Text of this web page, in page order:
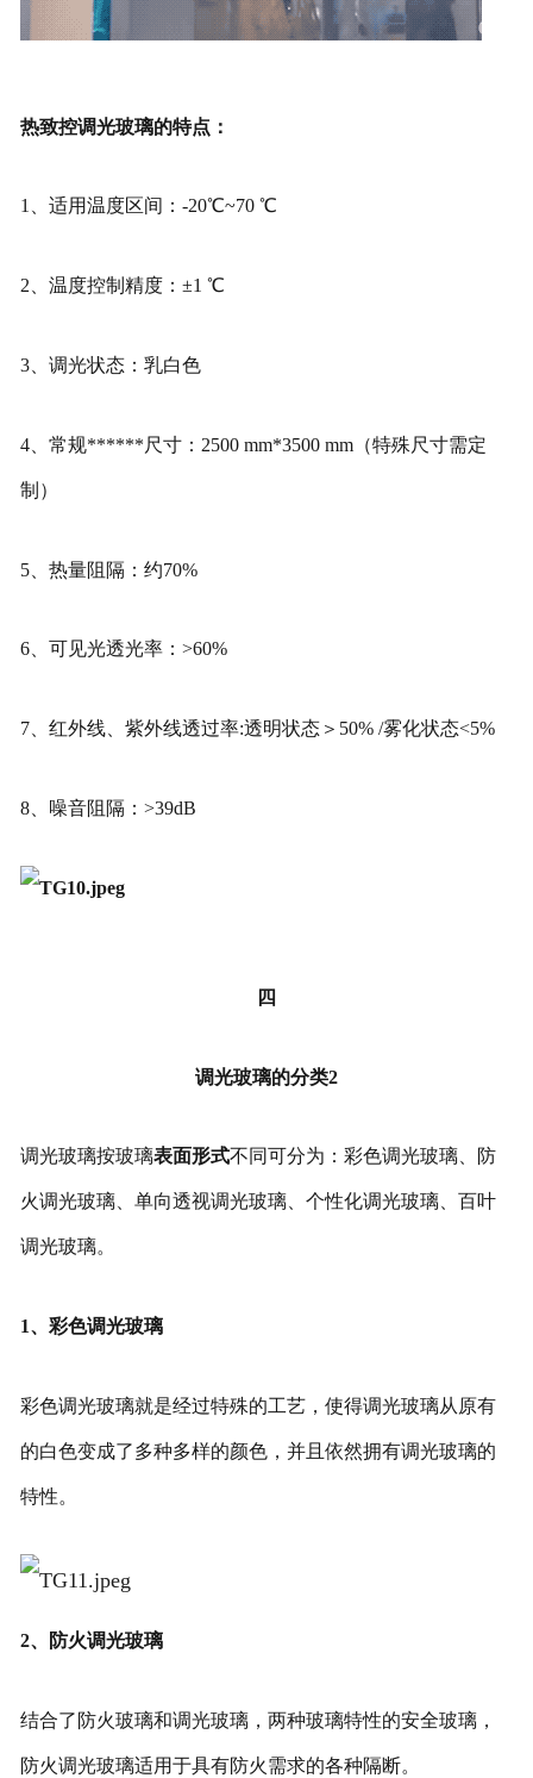
热致控调光玻璃的特点：
1、适用温度区间：-20℃~70 ℃
2、温度控制精度：±1 ℃
3、调光状态：乳白色
4、常规******尺寸：2500 mm*3500 mm（特殊尺寸需定
制）
5、热量阻隔：约70%
6、可见光透光率：>60%
7、红外线、紫外线透过率:透明状态＞50% /雾化状态<5%
8、噪音阻隔：>39dB
四
调光玻璃的分类2
调光玻璃按玻璃表面形式不同可分为：彩色调光玻璃、防
火调光玻璃、单向透视调光玻璃、个性化调光玻璃、百叶
调光玻璃。
1、彩色调光玻璃
彩色调光玻璃就是经过特殊的工艺，使得调光玻璃从原有
的白色变成了多种多样的颜色，并且依然拥有调光玻璃的
特性。
2、防火调光玻璃
结合了防火玻璃和调光玻璃，两种玻璃特性的安全玻璃，
防火调光玻璃适用于具有防火需求的各种隔断。